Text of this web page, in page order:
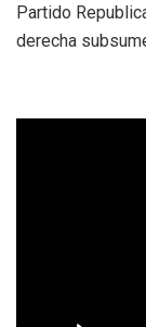
Partido
derecha